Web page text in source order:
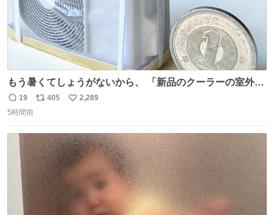
もう暑くてしょうがないから、 「新品のクーラーの室外機
のミニチュア」 でも見ていってよ
返
信
19
リ
ト
数
405
い
数
2,289
5時間前